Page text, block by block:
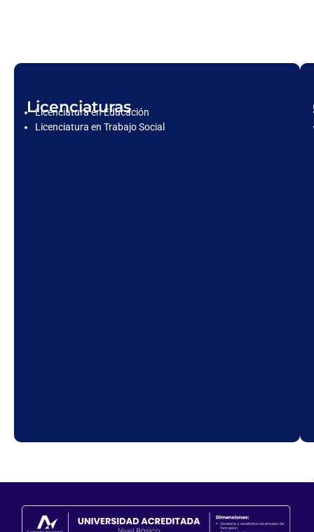
Licenciaturas
Licenciatura en Educación
Licenciatura en Trabajo Social